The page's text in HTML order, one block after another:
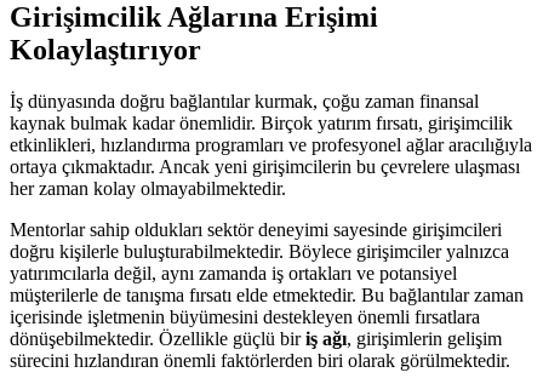
Girişimcilik Ağlarına Erişimi
Kolaylaştırıyor
İş dünyasında doğru bağlantılar kurmak, çoğu zaman finansal
kaynak bulmak kadar önemlidir. Birçok yatırım fırsatı, girişimcilik
etkinlikleri, hızlandırma programları ve profesyonel ağlar aracılığıyla
ortaya çıkmaktadır. Ancak yeni girişimcilerin bu çevrelere ulaşması
her zaman kolay olmayabilmektedir.
Mentorlar sahip oldukları sektör deneyimi sayesinde girişimcileri
doğru kişilerle buluşturabilmektedir. Böylece girişimciler yalnızca
yatırımcılarla değil, aynı zamanda iş ortakları ve potansiyel
müşterilerle de tanışma fırsatı elde etmektedir. Bu bağlantılar zaman
içerisinde işletmenin büyümesini destekleyen önemli fırsatlara
dönüşebilmektedir. Özellikle güçlü biriş ağı, girişimlerin gelişim
sürecini hızlandıran önemli faktörlerden biri olarak görülmektedir.